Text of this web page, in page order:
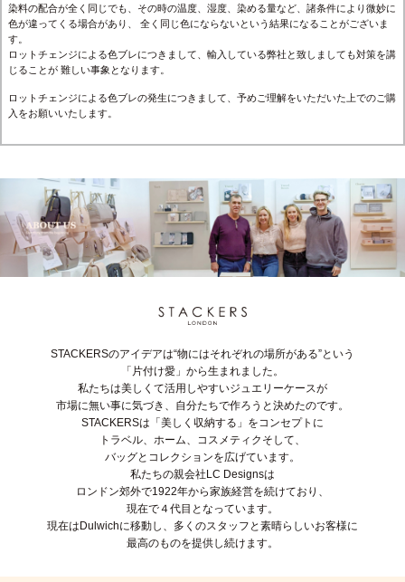
染料の配合が全く同じでも、その時の温度、湿度、染める量など、諸条件により微妙に
色が違ってくる場合があり、 全く同じ色にならないという結果になることがございま
す。
ロットチェンジによる色ブレにつきまして、輸入している弊社と致しましても対策を講
じることが 難しい事象となります。
ロットチェンジによる色ブレの発生につきまして、予めご理解をいただいた上でのご購
入をお願いいたします。
STACKERSのアイデアは“物にはそれぞれの場所がある”という
「片付け愛」から生まれました。
私たちは美しくて活用しやすいジュエリーケースが
市場に無い事に気づき、自分たちで作ろうと決めたのです。
STACKERSは「美しく収納する」をコンセプトに
トラベル、ホーム、コスメティクそして、
バッグとコレクションを広げています。
私たちの親会社LC Designsは
ロンドン郊外で1922年から家族経営を続けており、
現在で４代目となっています。
現在はDulwichに移動し、多くのスタッフと素晴らしいお客様に
最高のものを提供し続けます。